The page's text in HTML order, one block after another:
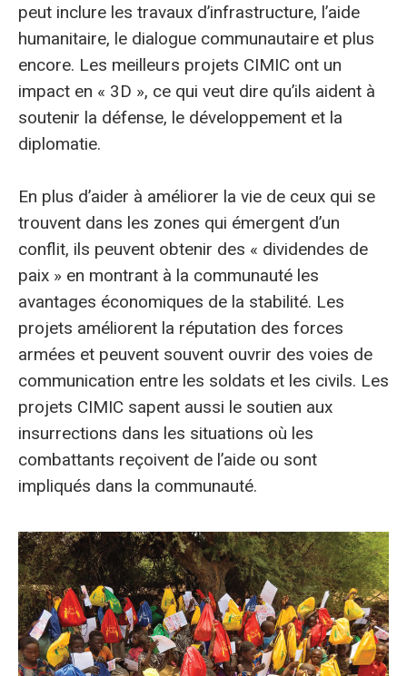
peut inclure les travaux d’infrastructure, l’aide
humanitaire, le dialogue communautaire et plus
encore. Les meilleurs projets CIMIC ont un
impact en « 3D », ce qui veut dire qu’ils aident à
soutenir la défense, le développement et la
diplomatie.
En plus d’aider à améliorer la vie de ceux qui se
trouvent dans les zones qui émergent d’un
conflit, ils peuvent obtenir des « dividendes de
paix » en montrant à la communauté les
avantages économiques de la stabilité. Les
projets améliorent la réputation des forces
armées et peuvent souvent ouvrir des voies de
communication entre les soldats et les civils. Les
projets CIMIC sapent aussi le soutien aux
insurrections dans les situations où les
combattants reçoivent de l’aide ou sont
impliqués dans la communauté.